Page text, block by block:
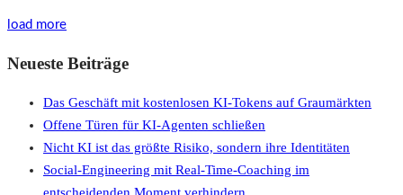
load more
Neueste Beiträge
Das Geschäft mit kostenlosen KI-Tokens auf Graumärkten
Offene Türen für KI-Agenten schließen
Nicht KI ist das größte Risiko, sondern ihre Identitäten
Social-Engineering mit Real-Time-Coaching im
entscheidenden Moment verhindern